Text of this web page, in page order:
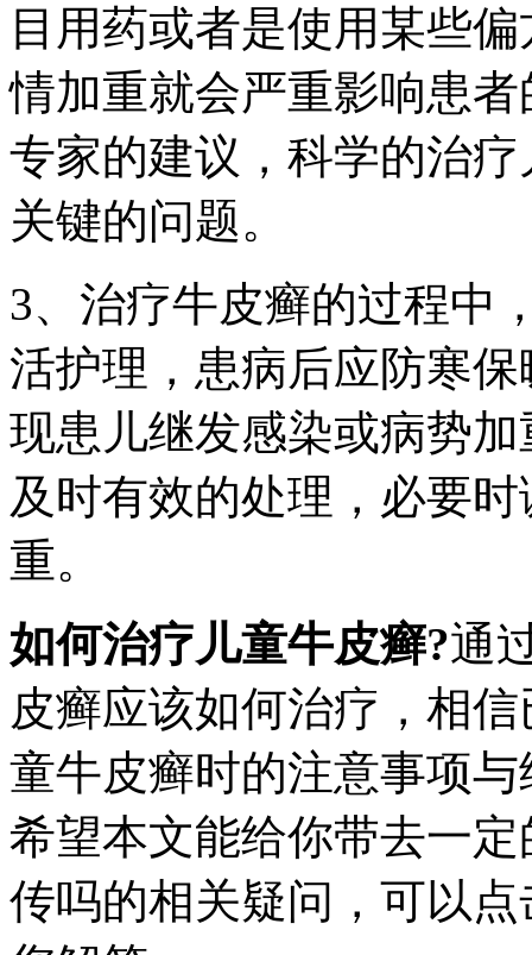
目用药或者是使用某些
情加重就会严重影响患
专家的建议，科学的治
关键的问题。
3、治疗牛皮癣的过程中
活护理，患病后应防寒
现患儿继发感染或病势
及时有效的处理，必要
重。
如何治疗儿童牛皮癣?通
皮癣应该如何治疗，相
童牛皮癣时的注意事项
希望本文能给你带去一
传吗的相关疑问，可以